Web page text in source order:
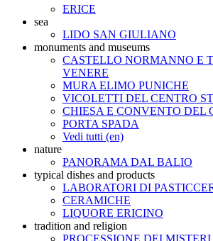
ERICE
sea
LIDO SAN GIULIANO
monuments and museums
CASTELLO NORMANNO E
VENERE
MURA ELIMO PUNICHE
VICOLETTI DEL CENTRO
CHIESA E CONVENTO DEL
PORTA SPADA
Vedi tutti (en)
nature
PANORAMA DAL BALIO
typical dishes and products
LABORATORI DI
CERAMICHE
LIQUORE ERICINO
tradition and religion
PROCESSIONE DEI MISTERI